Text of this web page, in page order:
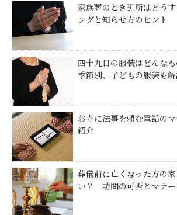
家族葬のとき近所はどう
ングと知らせ方のヒント
四十九日の服装はどんなも
季節別、子どもの服装も
お寺に法事を頼む電話の
紹介
葬儀前に亡くなった方の
い？ 訪問の可否とマナ